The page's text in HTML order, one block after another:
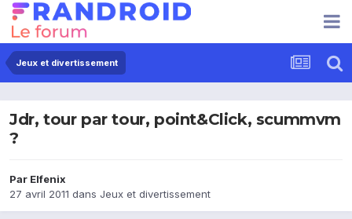
Jeux et divertissement
Jdr, tour par tour, point&Click, scummvm
?
Par Elfenix
27 avril 2011 dans Jeux et divertissement